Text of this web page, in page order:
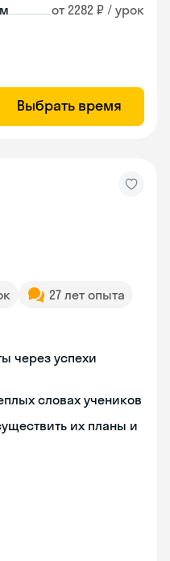
от 2282 ₽ / урок
Выбрать время
27 лет опыта
через успехи
словах учеников
их планы и